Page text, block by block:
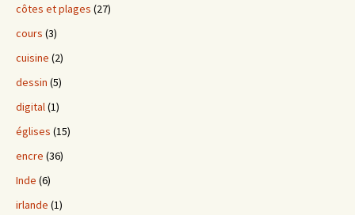
côtes et plages (27)
cours (3)
cuisine (2)
dessin (5)
digital(1)
églises (15)
encre (36)
Inde (6)
irlande (1)